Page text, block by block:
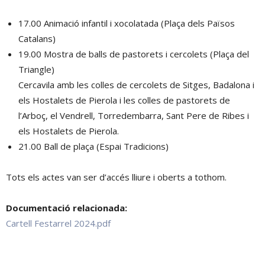
17.00 Animació infantil i xocolatada (Plaça dels Països
Catalans)
19.00 Mostra de balls de pastorets i cercolets (Plaça del
Triangle)
Cercavila amb les colles de cercolets de Sitges, Badalona i
els Hostalets de Pierola i les colles de pastorets de
l’Arboç, el Vendrell, Torredembarra, Sant Pere de Ribes i
els Hostalets de Pierola.
21.00 Ball de plaça (Espai Tradicions)
Tots els actes van ser d’accés lliure i oberts a tothom.
Documentació relacionada:
Cartell Festarrel 2024.pdf